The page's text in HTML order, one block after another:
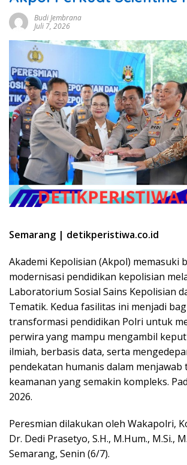
Budi Jembrana
Juli 7, 2026
Semarang | detikperistiwa.co.id
Akademi Kepolisian (Akpol) memasuki
modernisasi pendidikan kepolisian
Laboratorium Sosial Sains Kepolisian
Tematik. Kedua fasilitas ini menjadi
transformasi pendidikan Polri untuk
perwira yang mampu mengambil
ilmiah, berbasis data, serta
pendekatan humanis dalam menjawab
keamanan yang semakin kompleks.
2026.
Peresmian dilakukan oleh Wakapolri,
Dr. Dedi Prasetyo, S.H., M.Hum., M.Si.,
Semarang, Senin (6/7).